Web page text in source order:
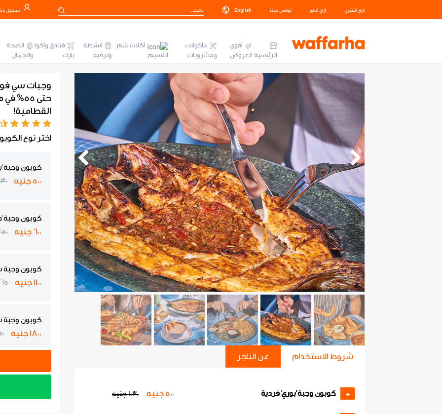
ازاي أشتري ازاي أدفع تواصل معنا English تسجيل
الرئيسية
أقوى
العروض
مأكولات
ومشروبات
أكلات شم
النسيم
انشطة
وترفيه
فنادق وأكوا
بارك
الصحة
والجمال
شروط الاستخدام عن التاجر
+ كوبون وجبة 'بوري' فردية 500 جنيه 1030 جنيه
وجبات سي
حتى
القطامية!
اختر نوع
كوبون وجبة
500 جنيه 1030
كوبون وجبة
600 جنيه 1250
كوبون وجبة
1100 جنيه
كوبون وجبة سي
1800 جنيه